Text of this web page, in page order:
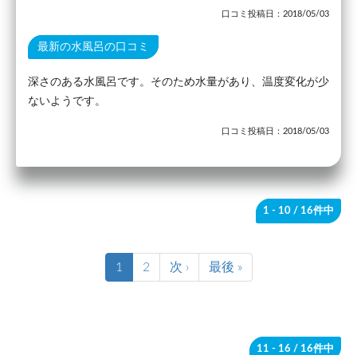
口コミ投稿日：2018/05/03
最新の水風呂の口コミ
深さのある水風呂です。そのため水量があり、温度変化が少
ないようです。
口コミ投稿日：2018/05/03
1 - 10 / 16件中
1 2 次 › 最後 »
11 - 16 / 16件中